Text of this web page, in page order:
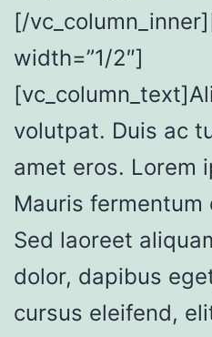
[/
width=”1/2″]
volutpat. Duis ac
amet eros. Lorem
Mauris fermentum
Sed laoreet
dolor, dapibus
cursus eleifend,